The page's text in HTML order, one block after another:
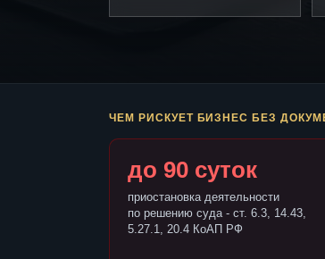
ЧЕМ РИСКУЕТ БИЗНЕС БЕЗ
до 90 суток
приостановка деятельности
по решению суда - ст. 6.3, 14.43,
5.27.1, 20.4 КоАП РФ